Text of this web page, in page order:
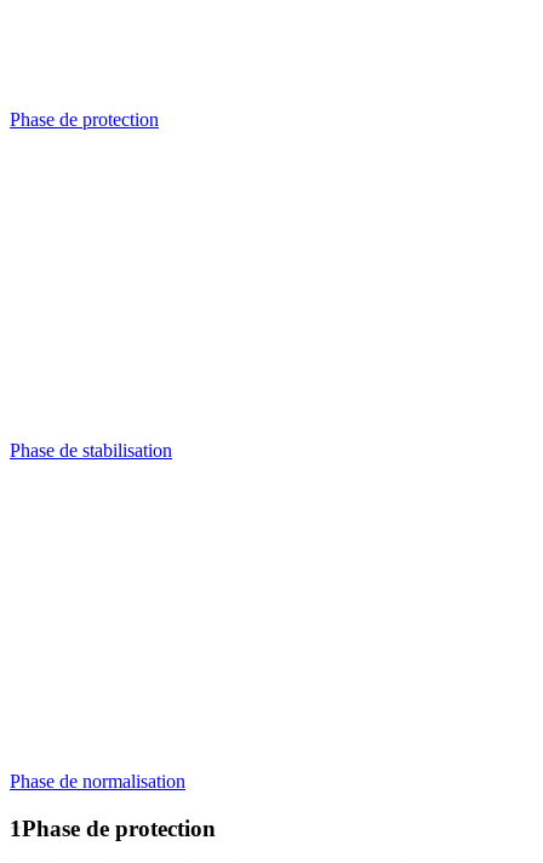
Phase de protection
Phase de stabilisation
Phase de normalisation
Phase de protection